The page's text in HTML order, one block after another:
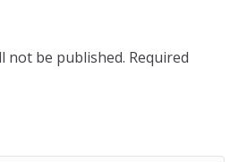
not be published. Required